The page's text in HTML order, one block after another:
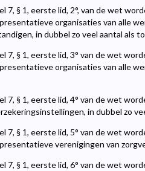
7, § 1, eerste lid, 2°, van de wet
organisaties van alle
in dubbel zo veel aantal als
7, § 1, eerste lid, 3° van de wet
organisaties van alle
7, § 1, eerste lid, 4° van de wet
in dubbel zo
7, § 1, eerste lid, 5° van de wet
verenigingen van
7, § 1, eerste lid, 6° van de wet